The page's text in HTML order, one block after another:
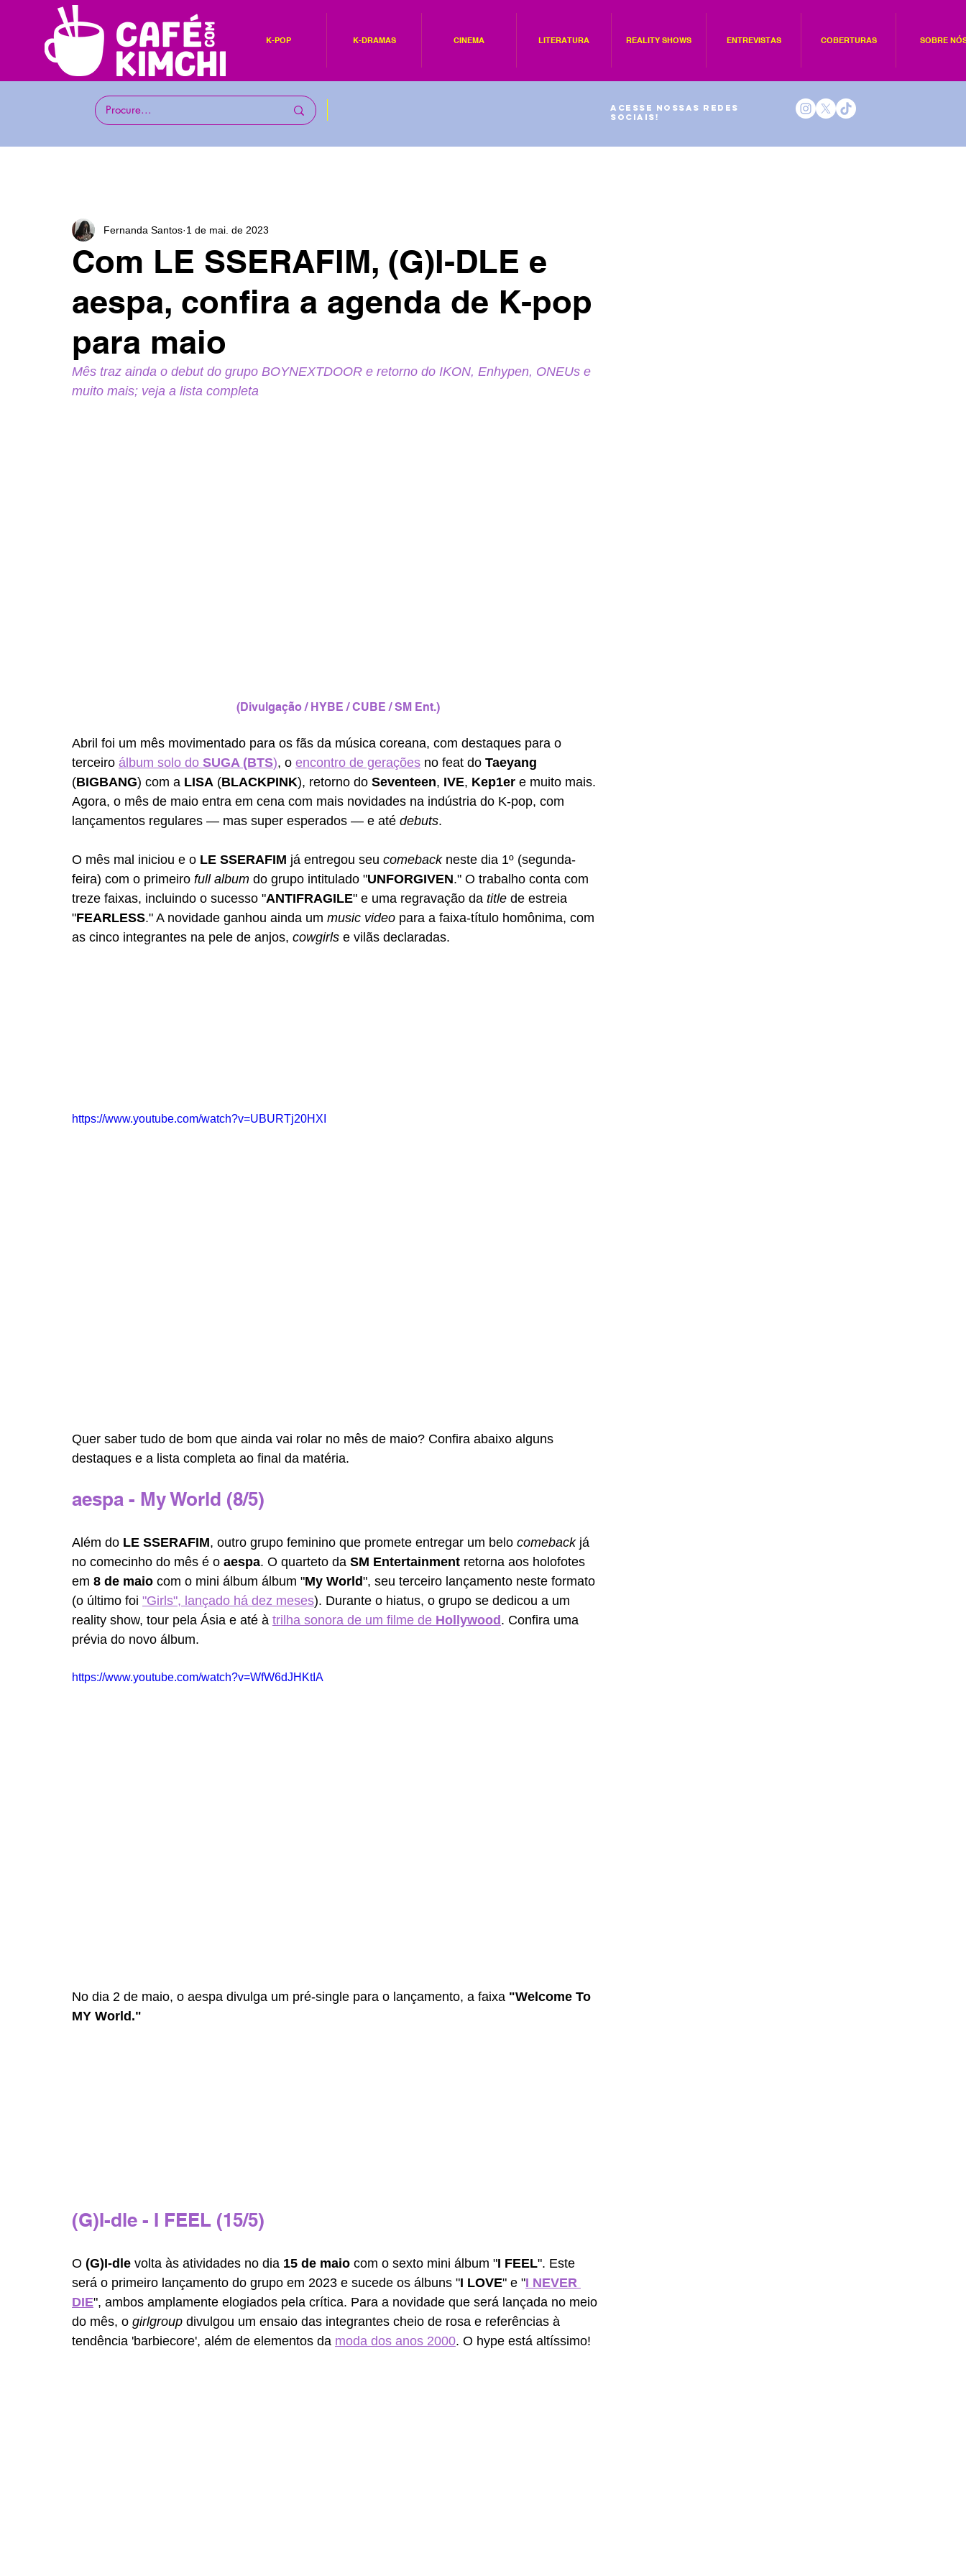
K-POP K-DRAMAS CINEMA LITERATURA REALITY SHOWS ENTREVISTAS COBERTURAS SOBRE
Acesse nossas redes
sociais!
Com LE SSERAFIM, (G)I-DLE e
aespa, confira a agenda de K-pop
para maio
Fernanda Santos 1 de mai. de 2023
Mês traz ainda o debut do grupo BOYNEXTDOOR e retorno do IKON, Enhypen, ONEUs e
muito mais; veja a lista completa
(Divulgação / HYBE / CUBE / SM Ent.)
Abril foi um mês movimentado para os fãs da música coreana, com destaques para o
terceiro álbum solo do SUGA (BTS), o encontro de gerações no feat do Taeyang
(BIGBANG) com a LISA (BLACKPINK), retorno do Seventeen, IVE, Kep1er e muito mais.
Agora, o mês de maio entra em cena com mais novidades na indústria do K-pop, com
lançamentos regulares — mas super esperados — e até debuts.
O mês mal iniciou e o LE SSERAFIM já entregou seu comeback neste dia 1º (segunda-
feira) com o primeiro full album do grupo intitulado "UNFORGIVEN." O trabalho conta com
treze faixas, incluindo o sucesso "ANTIFRAGILE" e uma regravação da title de estreia
"FEARLESS." A novidade ganhou ainda um music video para a faixa-título homônima, com
as cinco integrantes na pele de anjos, cowgirls e vilãs declaradas.
https://www.youtube.com/watch?v=UBURTj20HXI
Quer saber tudo de bom que ainda vai rolar no mês de maio? Confira abaixo alguns
destaques e a lista completa ao final da matéria.
aespa - My World (8/5)
Além do LE SSERAFIM, outro grupo feminino que promete entregar um belo comeback já
no comecinho do mês é o aespa. O quarteto da SM Entertainment retorna aos holofotes
em 8 de maio com o mini álbum álbum "My World", seu terceiro lançamento neste formato
(o último foi "Girls", lançado há dez meses). Durante o hiatus, o grupo se dedicou a um
reality show, tour pela Ásia e até à trilha sonora de um filme de Hollywood. Confira uma
prévia do novo álbum.
https://www.youtube.com/watch?v=WfW6dJHKtIA
No dia 2 de maio, o aespa divulga um pré-single para o lançamento, a faixa "Welcome To
MY World."
(G)I-dle - I FEEL (15/5)
O (G)I-dle volta às atividades no dia 15 de maio com o sexto mini álbum "I FEEL". Este
será o primeiro lançamento do grupo em 2023 e sucede os álbuns "I LOVE" e "I NEVER
DIE", ambos amplamente elogiados pela crítica. Para a novidade que será lançada no meio
do mês, o girlgroup divulgou um ensaio das integrantes cheio de rosa e referências à
tendência 'barbiecore', além de elementos da moda dos anos 2000. O hype está altíssimo!